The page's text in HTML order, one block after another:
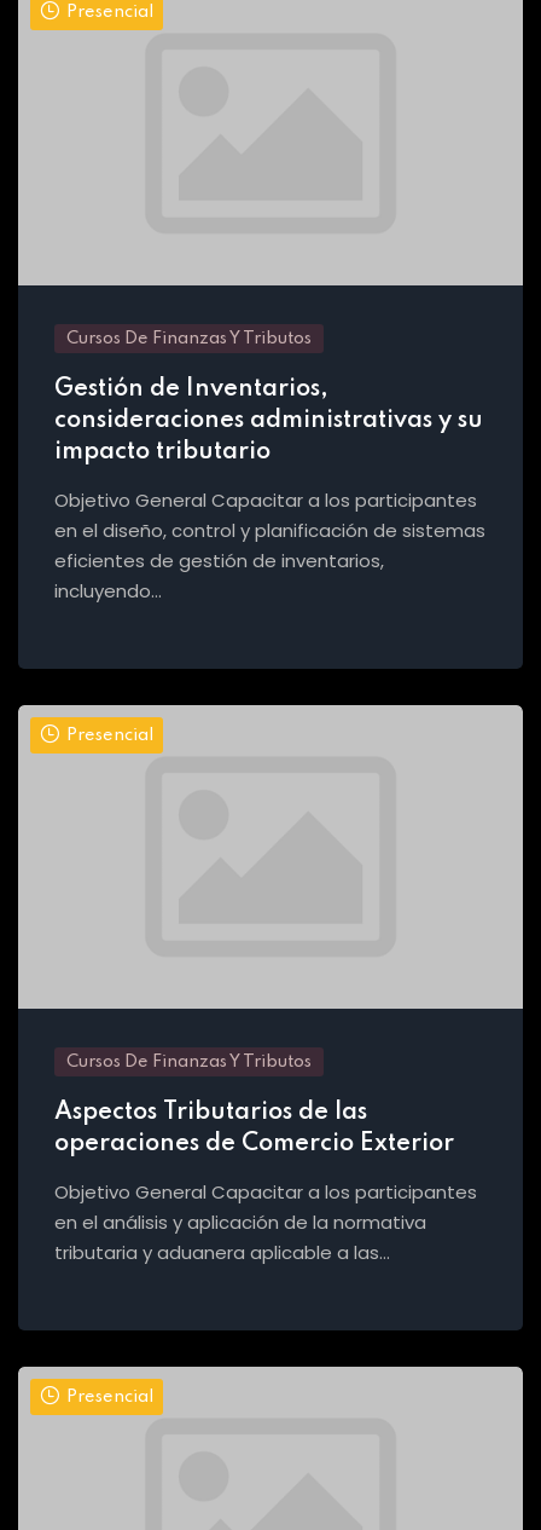
Presencial
Cursos De Finanzas Y Tributos
Gestión de Inventarios,
consideraciones administrativas y su
impacto tributario
Objetivo General Capacitar a los participantes
en el diseño, control y planificación de sistemas
eficientes de gestión de inventarios,
incluyendo…
Presencial
Cursos De Finanzas Y Tributos
Aspectos Tributarios de las
operaciones de Comercio Exterior
Objetivo General Capacitar a los participantes
en el análisis y aplicación de la normativa
tributaria y aduanera aplicable a las…
Presencial